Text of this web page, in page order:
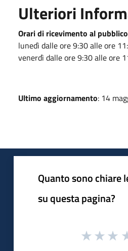
Ulteriori
Orari di ricevimento al
lunedì dalle ore 9:30 alle ore
venerdì dalle ore 9:30 alle ore
Ultimo aggiornamento: 14
Quanto sono chiare
su questa pagina?